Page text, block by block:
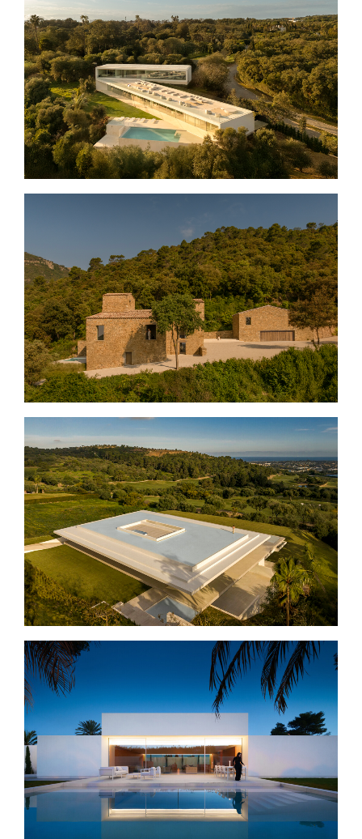
VILLA 95, SOTOGRANDE
MAS CADALT
CASA EN SOTOGRANDE
CASA CANO, ALICANTE